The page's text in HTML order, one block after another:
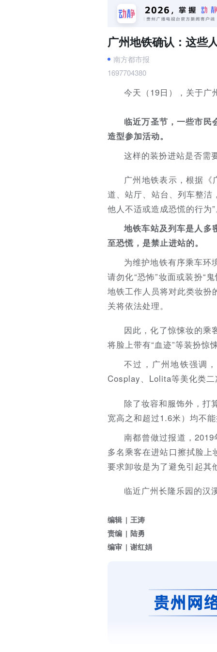
广州地铁确认：这些
南方都市报
1697704380
今天（19日），关于广
临近万圣节，一些市民
造型参加活动。
这样的装扮进站是否需
广州地铁表示，根据
道、站厅、站台、列车整
他人不适或造成恐慌的行为
地铁车站及列车是人多
至恐慌，是禁止进站的。
为维护地铁有序乘车环
请勿化“恐怖”妆面或装扮“
地铁工作人员将对此类妆扮
关将依法处理。
因此，化了惊悚妆的乘
将脸上带有“血迹”等装扮惊
不过，广州地铁强调
Cosplay、Lolita等美化类
除了妆容和服饰外，打
宽高之和超过1.6米）均不
南都曾做过报道，
多名乘客在进站口擦拭脸上
要求卸妆是为了避免引起其
临近广州长隆乐园的汉
编辑
王涛
责编
陆勇
编审
谢红娟